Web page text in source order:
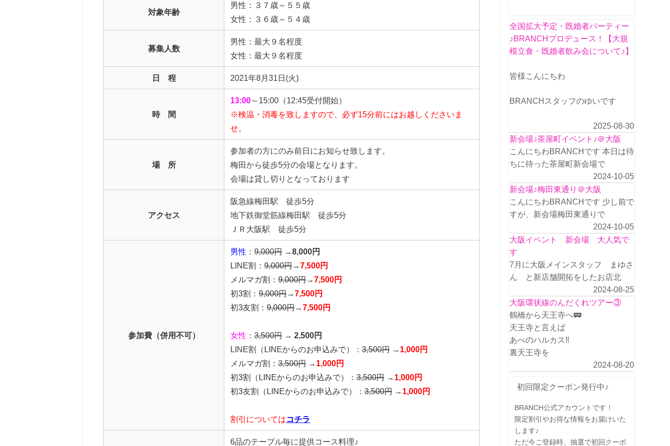
対象年齢
男性：３７歳～５５歳
女性：３６歳～５４歳
募集人数
男性：最大９名程度
女性：最大９名程度
日 程 2021年8月31日(火)
時 間
13:00～15:00（12:45受付開始）
※検温・消毒を致しますので、必ず15分前にはお越しくださいま
せ。
場 所
参加者の方にのみ前日にお知らせ致します。
梅田から徒歩5分の会場となります。
会場は貸し切りとなっております
アクセス
阪急線梅田駅 徒歩5分
地下鉄御堂筋線梅田駅 徒歩5分
ＪＲ大阪駅 徒歩5分
参加費（併用不可）
男性 ： 9,000円 →8,000円
LINE割： 9,000円→7,500円
メルマガ割： 9,000円→7,500円
初3割： 9,000円→7,500円
初3友割： 9,000円→7,500円
女性 ： 3,500円 → 2,500円
LINE割
（LINEからのお申込みで） ： 3,500円 → 1,000円
メルマガ割： 3,500円 → 1,000円
初3割（LINEからのお申込みで）： 3,500円 → 1,000円
初3友割（LINEからのお申込みで）： 3,500円 → 1,000円
割引についてはコチラ
6品のテーブル毎に提供コース料理♪
全国拡大予定・既婚者パーティー
♪BRANCHプロデュース！【大規
模立食・既婚者飲み会について♪】
皆様こんにちわ
BRANCHスタッフのゆいです
2025-08-30
新会場♪茶屋町イベント♪＠大阪
こんにちわBRANCHです 本日は待
ちに待った茶屋町新会場で
2024-10-05
新会場♪梅田東通り＠大阪
こんにちわBRANCHです 少し前で
すが、新会場梅田東通りで
2024-10-05
大阪イベント 新会場 大人気で
す
7月に大阪メインスタッフ まゆさ
ん と新店舗開拓をしたお店北
2024-08-25
大阪環状線のんだくれツアー③
鶴橋から天王寺へ🚃
天王寺と言えば
あべのハルカス‼️
裏天王寺を
2024-08-20
初回限定クーポン発行中♪
BRANCH公式アカウントです！
限定割引やお得な情報をお届けいた
します♪
ただ今ご登録時、抽選で初回クーポ